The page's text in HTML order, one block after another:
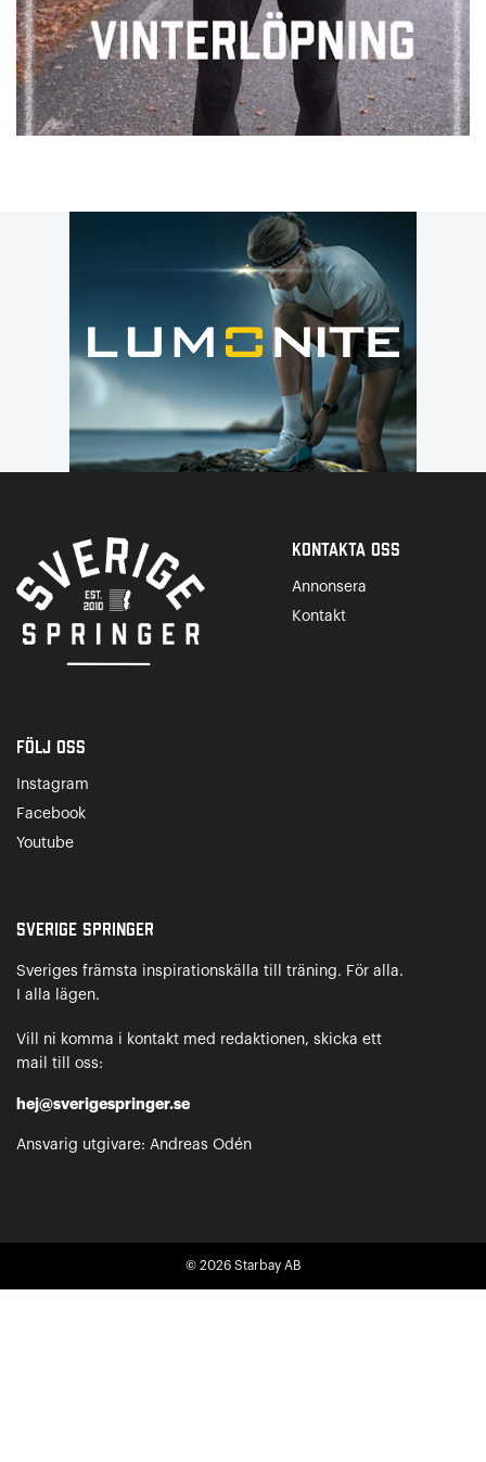
Kontakta Oss
Annonsera
Kontakt
Följ oss
Instagram
Facebook
Youtube
Sverige Springer
Sveriges främsta inspirationskälla till träning. För alla.
I alla lägen.
Vill ni komma i kontakt med redaktionen, skicka ett
mail till oss:
hej@sverigespringer.se
Ansvarig utgivare: Andreas Odén
© 2026 Starbay AB